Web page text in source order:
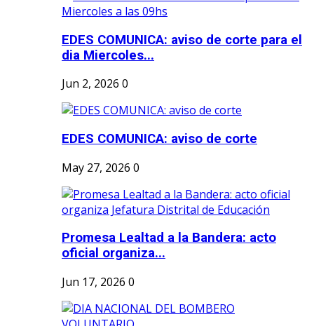
EDES COMUNICA: aviso de corte para el
dia Miercoles...
Jun 2, 2026 0
EDES COMUNICA: aviso de corte
May 27, 2026 0
Promesa Lealtad a la Bandera: acto
oficial organiza...
Jun 17, 2026 0